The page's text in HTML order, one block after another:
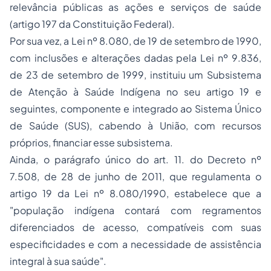
relevância públicas as ações e serviços de saúde
(artigo 197 da Constituição Federal).
Por sua vez, a Lei nº 8.080, de 19 de setembro de 1990,
com inclusões e alterações dadas pela Lei nº 9.836,
de 23 de setembro de 1999, instituiu um Subsistema
de Atenção à Saúde Indígena no seu artigo 19 e
seguintes, componente e integrado ao Sistema Único
de Saúde (SUS), cabendo à União, com recursos
próprios, financiar esse subsistema.
Ainda, o parágrafo único do art. 11. do Decreto nº
7.508, de 28 de junho de 2011, que regulamenta o
artigo 19 da Lei nº 8.080/1990, estabelece que a
"população indígena contará com regramentos
diferenciados de acesso, compatíveis com suas
especificidades e com a necessidade de assistência
integral à sua saúde".